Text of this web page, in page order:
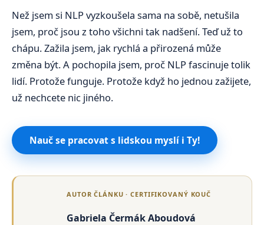
Než jsem si NLP vyzkoušela sama na sobě, netušila
jsem, proč jsou z toho všichni tak nadšení. Teď už to
chápu. Zažila jsem, jak rychlá a přirozená může
změna být. A pochopila jsem, proč NLP fascinuje tolik
lidí. Protože funguje. Protože když ho jednou zažijete,
už nechcete nic jiného.
Nauč se pracovat s lidskou myslí i Ty!
AUTOR ČLÁNKU · CERTIFIKOVANÝ KOUČ
Gabriela Čermák Aboudová